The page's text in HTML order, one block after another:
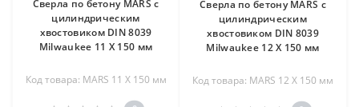
Сверла по бетону MARS с
цилиндрическим
хвостовиком DIN 8039
Milwaukee 11 X 150 мм
Код товара: MARS 11 X 150 мм
Сверла по бетону MARS с
цилиндрическим
хвостовиком DIN 8039
Milwaukee 12 X 150 мм
Код товара: MARS 12 X 150 мм